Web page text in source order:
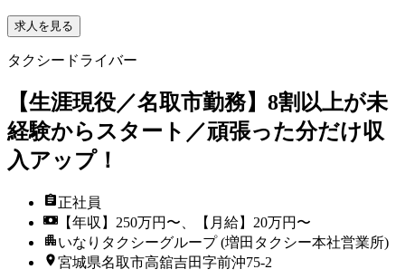
求人を見る
タクシードライバー
【生涯現役／名取市勤務】8割以上が未
経験からスタート／頑張った分だけ収
入アップ！
正社員
【年収】250万円〜、【月給】20万円〜
いなりタクシーグループ (増田タクシー本社営業所)
宮城県名取市高舘吉田字前沖75-2